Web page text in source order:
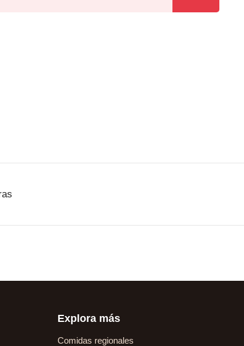
Explora más
Comidas regionales